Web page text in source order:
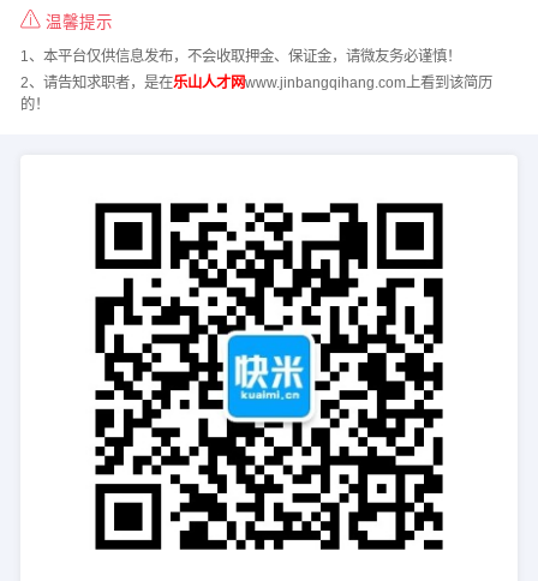
温馨提示
1、本平台仅供信息发布，不会收取押金、保证金，请微友务必谨慎！
2、请告知求职者，是在乐山人才网www.jinbangqihang.com上看到该简历
的！